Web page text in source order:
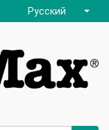
Русский